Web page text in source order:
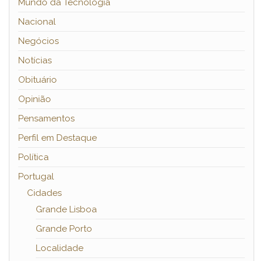
Mundo da Tecnologia
Nacional
Negócios
Notícias
Obituário
Opinião
Pensamentos
Perfil em Destaque
Política
Portugal
Cidades
Grande Lisboa
Grande Porto
Localidade